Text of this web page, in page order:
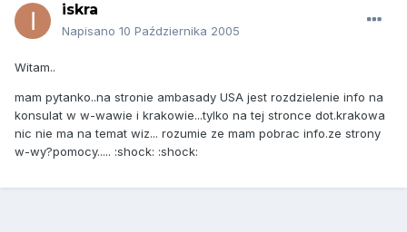
iskra
Napisano 10 Października 2005
Witam..
mam pytanko..na stronie ambasady USA jest rozdzielenie info na
konsulat w w-wawie i krakowie...tylko na tej stronce dot.krakowa
nic nie ma na temat wiz... rozumie ze mam pobrac info.ze strony
w-wy?pomocy..... :shock: :shock: